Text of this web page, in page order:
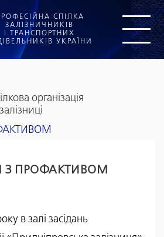
СПІЛКА
ЗАЛІЗНИЧНИКІВ
І ТРАНСПОРТНИХ
УКРАЇНИ
організація
З ПРОФАКТИВОМ
в залі засідань